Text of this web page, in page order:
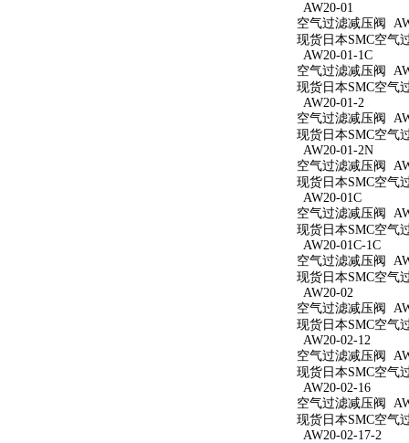
AW20-01
空气过滤减压阀
现货日本SMC空气
AW20-01-1C
空气过滤减压阀
现货日本SMC空气
AW20-01-2
空气过滤减压阀
现货日本SMC空气
AW20-01-2N
空气过滤减压阀
现货日本SMC空气
AW20-01C
空气过滤减压阀
现货日本SMC空气
AW20-01C-1C
空气过滤减压阀
现货日本SMC空气
AW20-02
空气过滤减压阀
现货日本SMC空气
AW20-02-12
空气过滤减压阀
现货日本SMC空气
AW20-02-16
空气过滤减压阀
现货日本SMC空气
AW20-02-17-2